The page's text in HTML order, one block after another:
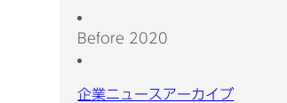
Before 2020
企業ニュースアーカイブ